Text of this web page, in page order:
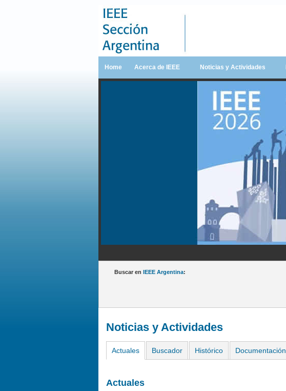
Home Acerca de IEEE Noticias y Actividades
Buscar en IEEE Argentina:
Noticias y Actividades
Actuales Buscador Histórico Documentación
Actuales